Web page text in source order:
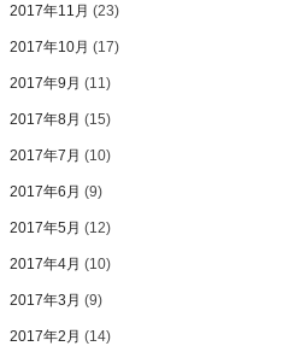
2017年11月 (23)
2017年10月 (17)
2017年9月 (11)
2017年8月 (15)
2017年7月 (10)
2017年6月 (9)
2017年5月 (12)
2017年4月 (10)
2017年3月 (9)
2017年2月 (14)